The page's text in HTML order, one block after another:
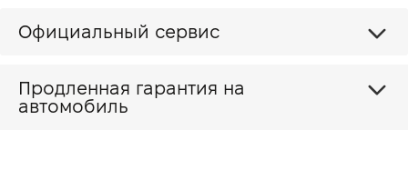
Официальный сервис
Продленная гарантия на
автомобиль